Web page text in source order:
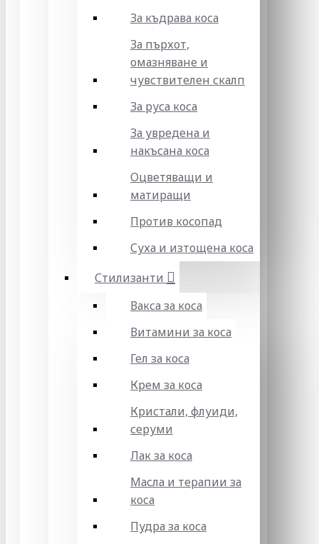
За къдрава коса
За пърхот,
омазняване и
чувствителен скалп
За руса коса
За увредена и
накъсана коса
Оцветяващи и
матиращи
Против косопад
Суха и изтощена коса
Стилизанти
Вакса за коса
Витамини за коса
Гел за коса
Крем за коса
Кристали, флуиди,
серуми
Лак за коса
Масла и терапии за
коса
Пудра за коса